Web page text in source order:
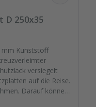
D 250x35
mm Kunststoff
versiegelt
auf die Reise.
Darauf können